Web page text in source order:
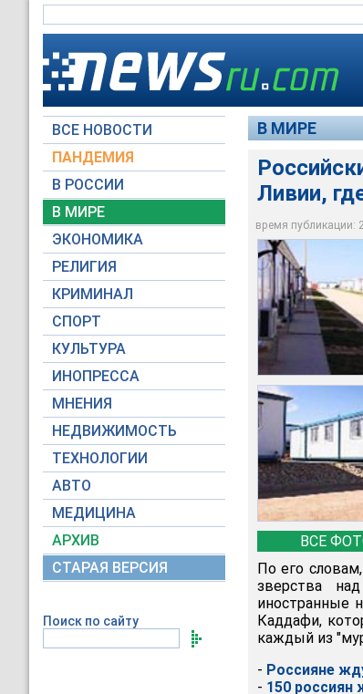
ВСЕ НОВОСТИ
ПАНДЕМИЯ
В РОССИИ
В МИРЕ
ЭКОНОМИКА
РЕЛИГИЯ
КРИМИНАЛ
СПОРТ
КУЛЬТУРА
ИНОПРЕССА
МНЕНИЯ
НЕДВИЖИМОСТЬ
ТЕХНОЛОГИИ
АВТО
МЕДИЦИНА
АРХИВ
СТАРАЯ ВЕРСИЯ
Поиск по сайту
В МИРЕ
Ливии,
время публикации:
ВСЕ
По его
зверства
иностранные
Каддафи,
каждый из
- Россияне
- 150 россиян